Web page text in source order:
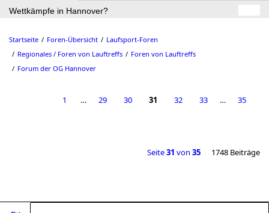
Wettkämpfe in Hannover?
Startseite Foren-Übersicht
Laufsport-Foren
Regionales / Foren von Lauftreffs
Foren von Lauftreffs
Forum der OG Hannover
1 … 29 30 31 32 33 … 35
Seite31 von 35 1748 Beiträge